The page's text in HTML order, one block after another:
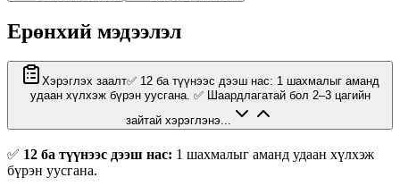
Ерөнхий мэдээлэл
Хэрэглэх заалт✅ 12 ба түүнээс дээш нас: 1 шахмалыг аманд
удаан хүлхэж бүрэн уусгана. ✅ Шаардлагатай бол 2–3 цагийн
зайтай хэрэглэнэ...
✅ 12 ба түүнээс дээш нас: 1 шахмалыг аманд удаан хүлхэж
бүрэн уусгана.